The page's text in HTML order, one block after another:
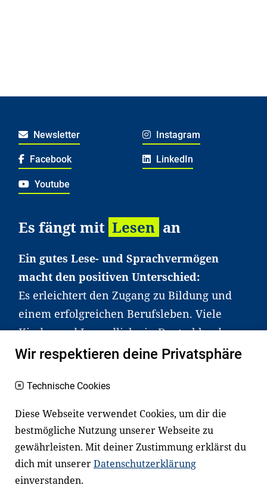
Newsletter Instagram
Facebook LinkedIn
Youtube
Es fängt mit Lesen an
Ein gutes Lese- und Sprachvermögen
macht den positiven Unterschied:
Es erleichtert den Zugang zu Bildung und
einem erfolgreichen Berufsleben. Viele
Kinder und Jugendliche in Deutschland
haben aber große Schwierigkeiten dabei.
an Familien sowie an Erzieher*innen,
Fachexpert*innen. Dafür arbeiten wir eng
mit Ministerien, wissenschaftlichen
Einrichtungen, Verbänden, Unternehmen
und anderen Stiftungen zusammen.
Wir respektieren deine Privatsphäre
Technische Cookies
Diese Webseite verwendet Cookies, um dir die
bestmögliche Nutzung unserer Webseite zu
gewährleisten. Mit deiner Zustimmung erklärst du
dich mit unsererDatenschutzerklärung
einverstanden.